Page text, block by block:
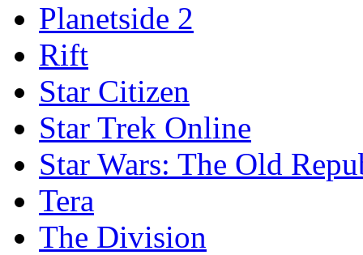
Planetside 2
Rift
Star Citizen
Star Trek Online
Star Wars: The Old
Tera
The Division